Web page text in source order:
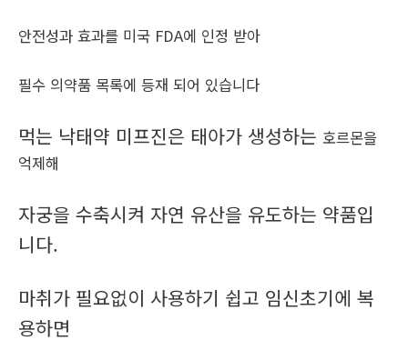
안전성과 효과를 미국 FDA에 인정 받아
필수 의약품 목록에 등재 되어 있습니다
먹는 낙태약 미프진은 태아가 생성하는 호르몬을
억제해
자궁을 수축시켜 자연 유산을 유도하는 약품입
니다.
마취가 필요없이 사용하기 쉽고 임신초기에 복
용하면